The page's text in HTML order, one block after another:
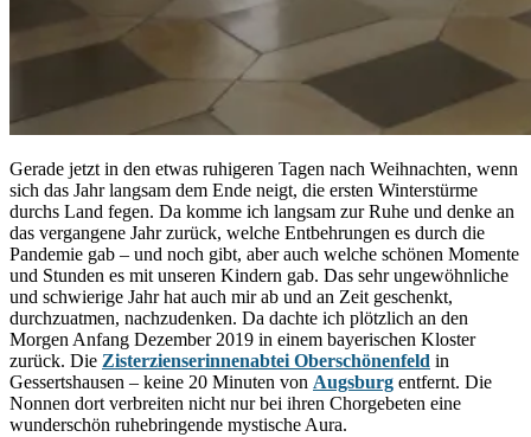
Gerade jetzt in den etwas ruhigeren Tagen nach Weihnachten, wenn
sich das Jahr langsam dem Ende neigt, die ersten Winterstürme
durchs Land fegen. Da komme ich langsam zur Ruhe und denke an
das vergangene Jahr zurück, welche Entbehrungen es durch die
Pandemie gab – und noch gibt, aber auch welche schönen Momente
und Stunden es mit unseren Kindern gab. Das sehr ungewöhnliche
und schwierige Jahr hat auch mir ab und an Zeit geschenkt,
durchzuatmen, nachzudenken. Da dachte ich plötzlich an den
Morgen Anfang Dezember 2019 in einem bayerischen Kloster
zurück. Die Zisterzienserinnenabtei Oberschönenfeld in
Gessertshausen – keine 20 Minuten von Augsburg entfernt. Die
Nonnen dort verbreiten nicht nur bei ihren Chorgebeten eine
wunderschön ruhebringende mystische Aura.